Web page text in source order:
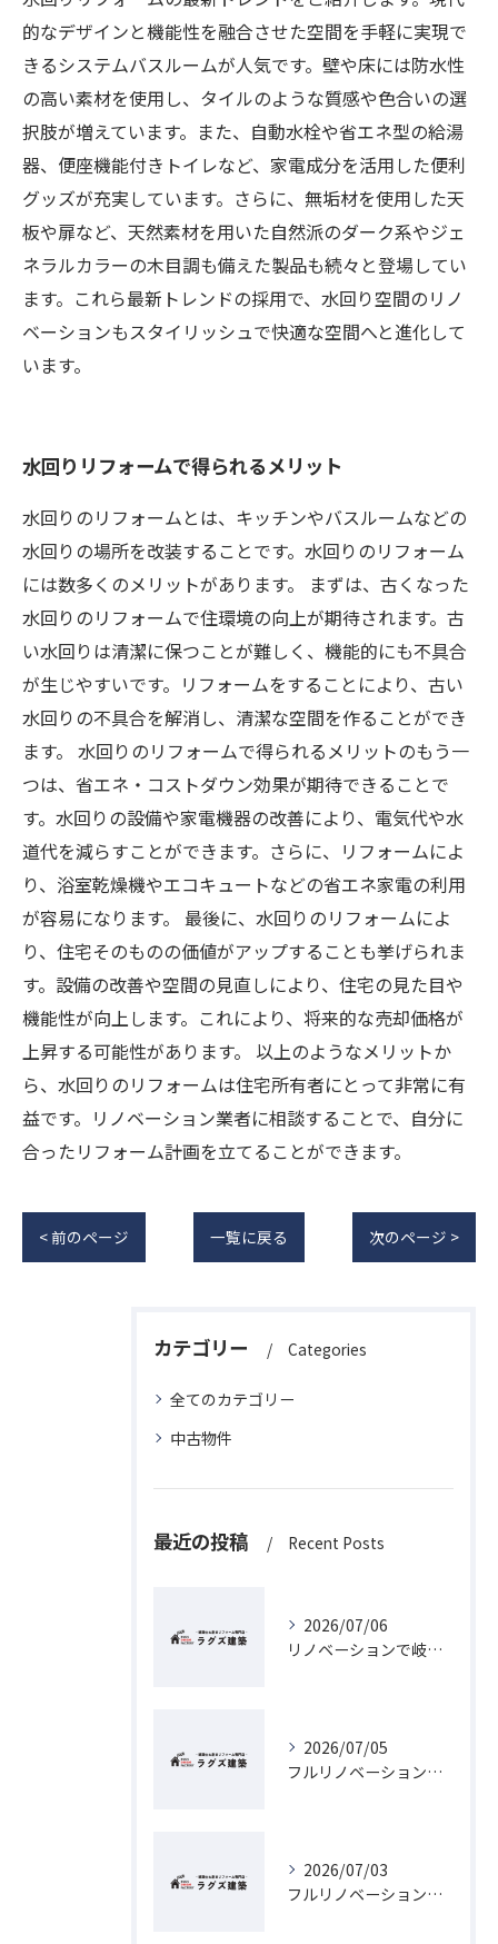
的なデザインと機能性を融合させた空間を手軽に実現で
きるシステムバスルームが人気です。壁や床には防水性
の高い素材を使用し、タイルのような質感や色合いの選
択肢が増えています。また、自動水栓や省エネ型の給湯
器、便座機能付きトイレなど、家電成分を活用した便利
グッズが充実しています。さらに、無垢材を使用した天
板や扉など、天然素材を用いた自然派のダーク系やジェ
ネラルカラーの木目調も備えた製品も続々と登場してい
ます。これら最新トレンドの採用で、水回り空間のリノ
ベーションもスタイリッシュで快適な空間へと進化して
います。
水回りリフォームで得られるメリット
水回りのリフォームとは、キッチンやバスルームなどの
水回りの場所を改装することです。水回りのリフォーム
には数多くのメリットがあります。 まずは、古くなった
水回りのリフォームで住環境の向上が期待されます。古
い水回りは清潔に保つことが難しく、機能的にも不具合
が生じやすいです。リフォームをすることにより、古い
水回りの不具合を解消し、清潔な空間を作ることができ
ます。 水回りのリフォームで得られるメリットのもう一
つは、省エネ・コストダウン効果が期待できることで
す。水回りの設備や家電機器の改善により、電気代や水
道代を減らすことができます。さらに、リフォームによ
り、浴室乾燥機やエコキュートなどの省エネ家電の利用
が容易になります。 最後に、水回りのリフォームによ
り、住宅そのものの価値がアップすることも挙げられま
す。設備の改善や空間の見直しにより、住宅の見た目や
機能性が向上します。これにより、将来的な売却価格が
上昇する可能性があります。 以上のようなメリットか
ら、水回りのリフォームは住宅所有者にとって非常に有
益です。リノベーション業者に相談することで、自分に
合ったリフォーム計画を立てることができます。
< 前のページ 一覧に戻る 次のページ >
カテゴリー Categories
全てのカテゴリー
中古物件
最近の投稿 Recent Posts
2026/07/06
リノベーションで岐阜県の補助金を最大限活用するための最新ガイド
2026/07/05
フルリノベーションを岐阜県岐阜市で実現するための費用と相場徹底ガイド
2026/07/03
フルリノベーションで岐阜県の古民家が蘇るヴィンテージリノベーション実践ガイド